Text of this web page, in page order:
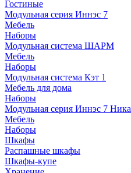
Гостиные
Модульная серия Иннэс 7
Мебель
Наборы
Модульная система ШАРМ
Мебель
Наборы
Модульная система Кэт 1
Мебель для дома
Наборы
Модульная серия Иннэс 7 Ника
Мебель
Наборы
Шкафы
Распашные шкафы
Шкафы-купе